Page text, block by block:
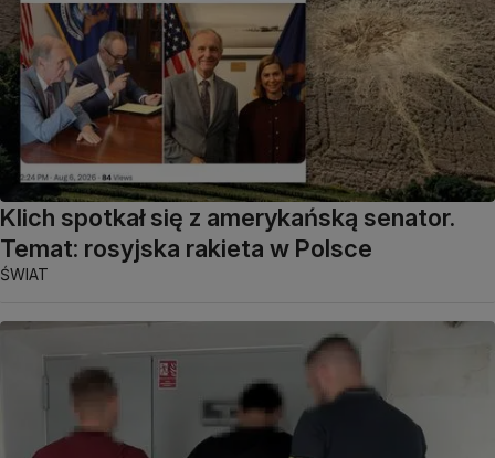
Klich spotkał się z amerykańską senator.
Temat: rosyjska rakieta w Polsce
ŚWIAT